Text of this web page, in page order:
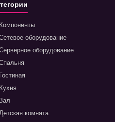
Компоненты
оборудование
оборудование
Гостиная
Кухня
комната